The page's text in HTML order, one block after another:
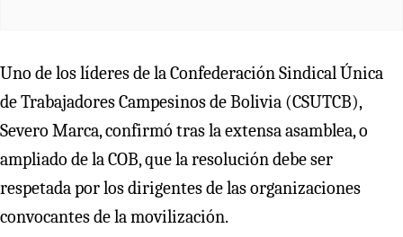
Uno de los líderes de la Confederación Sindical Única
de Trabajadores Campesinos de Bolivia (CSUTCB),
Severo Marca, confirmó tras la extensa asamblea, o
ampliado de la COB, que la resolución debe ser
respetada por los dirigentes de las organizaciones
convocantes de la movilización.